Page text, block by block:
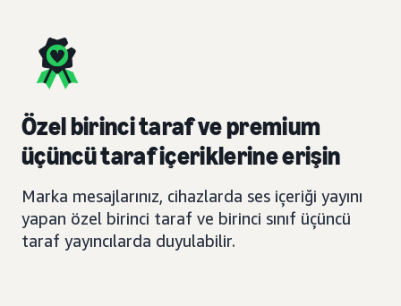
Özel birinci taraf ve premium
üçüncü taraf içeriklerine erişin
Marka mesajlarınız, cihazlarda ses içeriği yayını
yapan özel birinci taraf ve birinci sınıf üçüncü
taraf yayıncılarda duyulabilir.